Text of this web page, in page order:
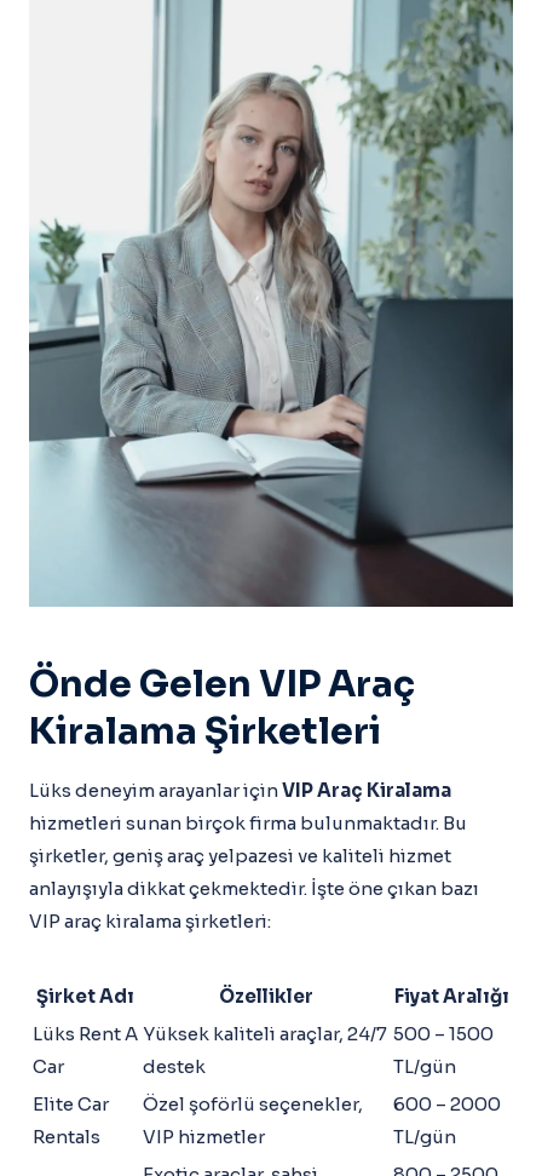
Önde Gelen VIP Araç
Kiralama Şirketleri
Lüks deneyim arayanlar içinVIP Araç Kiralama
hizmetleri sunan birçok firma bulunmaktadır. Bu
şirketler, geniş araç yelpazesi ve kaliteli hizmet
anlayışıyla dikkat çekmektedir. İşte öne çıkan bazı
VIP araç kiralama şirketleri:
Şirket Adı Özellikler
Fiyat Aralığı
Lüks Rent A
Car
Yüksek kaliteli araçlar, 24/7
destek
500 – 1500
TL/gün
Elite Car
Rentals
Özel şoförlü seçenekler,
VIP hizmetler
600 – 2000
TL/gün